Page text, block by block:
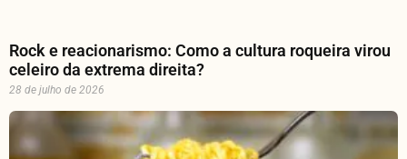
Rock e reacionarismo: Como a cultura roqueira virou
celeiro da extrema direita?
28 de julho de 2026